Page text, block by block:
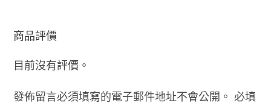
商品評價
目前沒有評價。
發佈留言必須填寫的電子郵件地址不會公開。 必填